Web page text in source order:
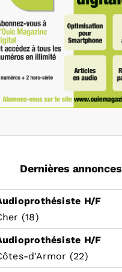
Dernières annonces
H/F
(18)
H/F
d'Armor (22)